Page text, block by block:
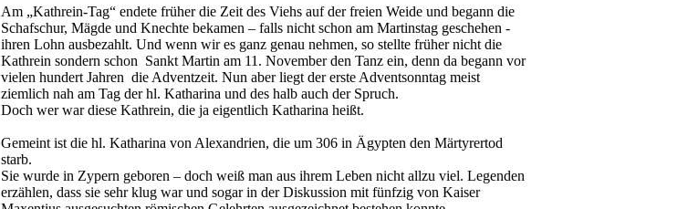
Am „Kathrein-Tag“ endete früher die Zeit des Viehs auf der freien Weide und begann die
Schafschur, Mägde und Knechte bekamen – falls nicht schon am Martinstag geschehen -
ihren Lohn ausbezahlt. Und wenn wir es ganz genau nehmen, so stellte früher nicht die
Kathrein sondern schon Sankt Martin am 11. November den Tanz ein, denn da begann vor
vielen hundert Jahren die Adventzeit. Nun aber liegt der erste Adventsonntag meist
ziemlich nah am Tag der hl. Katharina und des halb auch der Spruch.
Doch wer war diese Kathrein, die ja eigentlich Katharina heißt.
Gemeint ist die hl. Katharina von Alexandrien, die um 306 in Ägypten den Märtyrertod
starb.
Sie wurde in Zypern geboren – doch weiß man aus ihrem Leben nicht allzu viel. Legenden
erzählen, dass sie sehr klug war und sogar in der Diskussion mit fünfzig von Kaiser